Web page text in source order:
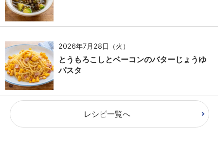
2026年7月28日（火）
とうもろこしとベーコンのバターじょうゆ
パスタ
レシピ一覧へ